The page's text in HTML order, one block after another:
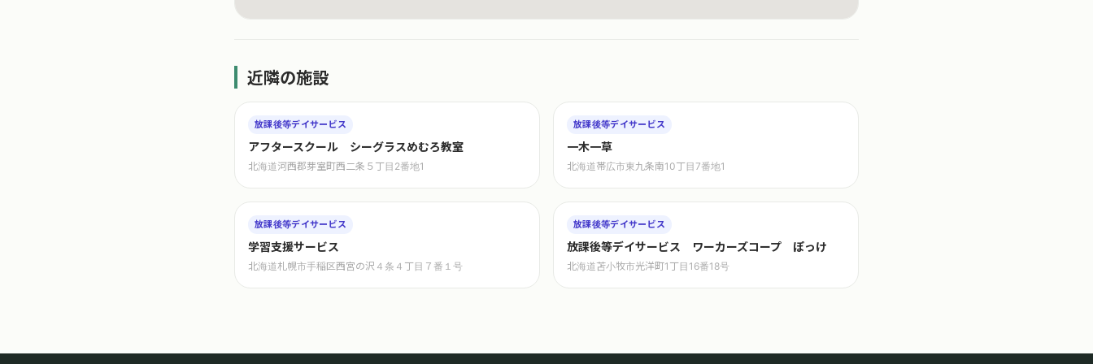
近隣の施設
放課後等デイサービス
アフタースクール シーグラスめむろ教室
北海道河西郡芽室町西二条５丁目2番地1
放課後等デイサービス
一木一草
北海道帯広市東九条南10丁目7番地1
放課後等デイサービス
学習支援サービス
北海道札幌市手稲区西宮の沢４条４丁目７番１号
放課後等デイサービス
放課後等デイサービス ワーカーズコープ ぽっけ
北海道苫小牧市光洋町1丁目16番18号